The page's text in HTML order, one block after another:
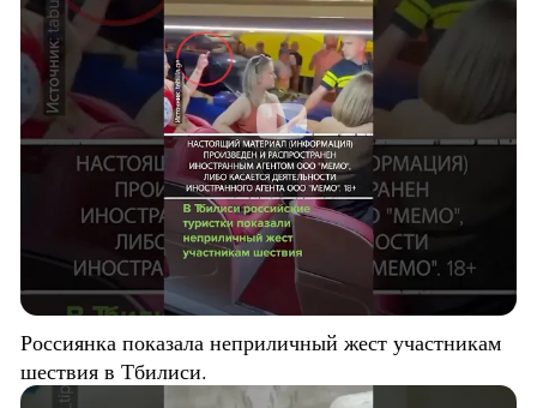
Россиянка показала неприличный жест участникам
шествия в Тбилиси.